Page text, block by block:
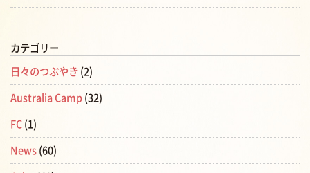
カテゴリー
日々のつぶやき (2)
Australia Camp (32)
FC (1)
News (60)